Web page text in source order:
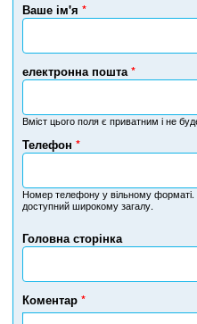
Ваше ім'я *
електронна пошта*
Вміст цього поля є приватним і не
Головна сторінка
Телефон *
Н
м
е
т
л
е
ф
Номер телефону у вільному форматі.
доступний широкому загалу.
Коментар *